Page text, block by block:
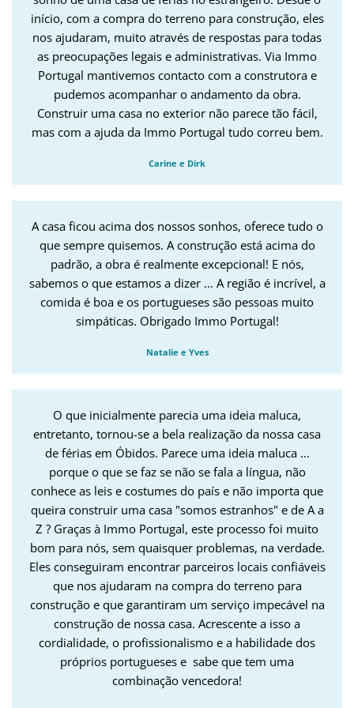
início, com a compra do terreno para construção, eles
nos ajudaram, muito através de respostas para todas
as preocupações legais e administrativas. Via Immo
Portugal mantivemos contacto com a construtora e
pudemos acompanhar o andamento da obra.
Construir uma casa no exterior não parece tão fácil,
mas com a ajuda da Immo Portugal tudo correu bem.
Carine e Dirk
A casa ficou acima dos nossos sonhos, oferece tudo o
que sempre quisemos. A construção está acima do
padrão, a obra é realmente excepcional! E nós,
sabemos o que estamos a dizer ... A região é incrível, a
comida é boa e os portugueses são pessoas muito
simpáticas. Obrigado Immo Portugal!
Natalie e Yves
O que inicialmente parecia uma ideia maluca,
entretanto, tornou-se a bela realização da nossa casa
de férias em Óbidos. Parece uma ideia maluca ...
porque o que se faz se não se fala a língua, não
conhece as leis e costumes do país e não importa que
queira construir uma casa "somos estranhos" e de A a
Z ? Graças à Immo Portugal, este processo foi muito
bom para nós, sem quaisquer problemas, na verdade.
Eles conseguiram encontrar parceiros locais confiáveis
​​que nos ajudaram na compra do terreno para
construção e que garantiram um serviço impecável na
construção de nossa casa. Acrescente a isso a
cordialidade, o profissionalismo e a habilidade dos
próprios portugueses e sabe que tem uma
combinação vencedora!